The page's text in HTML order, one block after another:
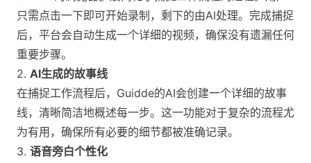
只需点击一下即可开始录制，剩下的由AI处理。完成捕捉
后，平台会自动生成一个详细的视频，确保没有遗漏任何
重要步骤。
2. AI生成的故事线
在捕捉工作流程后，Guidde的AI会创建一个详细的故事
线，清晰简洁地概述每一步。这一功能对于复杂的流程尤
为有用，确保所有必要的细节都被准确记录​。
3. 语音旁白个性化